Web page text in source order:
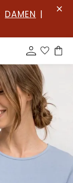
DAMEN |